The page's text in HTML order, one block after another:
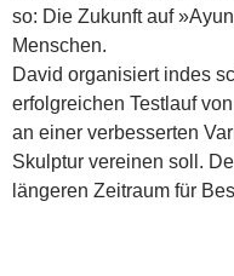
so: Die Zukunft auf
Menschen.
David organisiert indes
erfolgreichen Testlauf
an einer verbesserten
Skulptur vereinen soll.
längeren Zeitraum für